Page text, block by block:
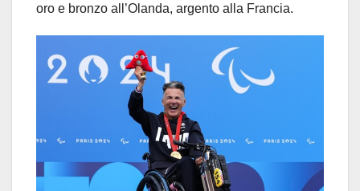
oro e bronzo all’Olanda, argento alla Francia.